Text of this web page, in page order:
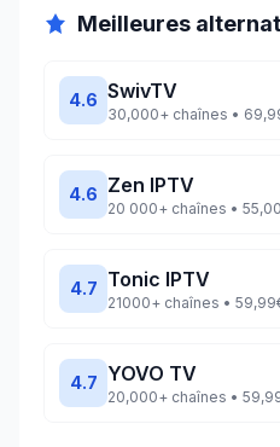
Meilleures
4.6 SwivTV
30,000+ chaînes •
4.6 Zen IPTV
20 000+ chaînes •
4.7 Tonic IPTV
21000+ chaînes •
4.7 YOVO TV
20,000+ chaînes •